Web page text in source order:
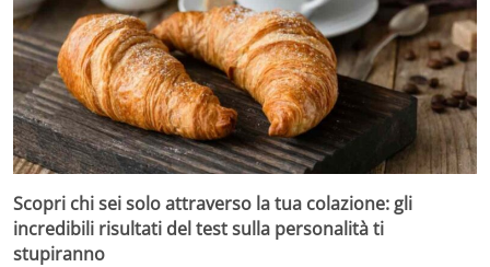
Scopri chi sei solo attraverso la tua colazione: gli
incredibili risultati del test sulla personalità ti
stupiranno